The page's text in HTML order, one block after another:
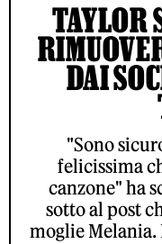
TAYLOR
DAI
"Sono
felicissima
canzone" ha
sotto al post
moglie Melania.